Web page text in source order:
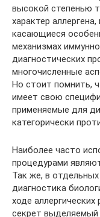
высокой степенью
характер
касающиеся
механизмах
диагностических
многочисленные
Но стоит помнить,
имеет свою
применяемые для
категорически
Наиболее часто
процедурами
Так же, в
диагностика
ходе
секрет выделяемый